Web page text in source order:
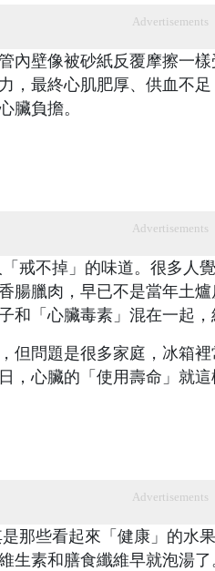
Advertisements
內壁像被砂紙反覆摩擦一
，最終心肌肥厚、供血不
臟負擔。
Advertisements
戒不掉」的味道。很多人
腸臘肉，早已不是當年土
「心臟毒素」混在一起，
但問題是很多家庭，冰箱
，心臟的「使用壽命」就這
Advertisements
那些看起來「健康」的水
生素和膳食纖維早就泡湯